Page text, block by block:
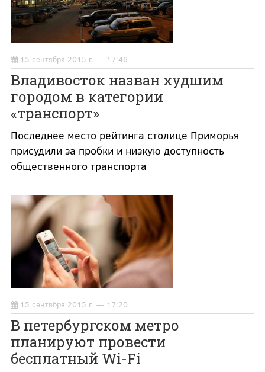
15 сентября 2015 г. — 17:46
Владивосток назван худшим
городом в категории
«транспорт»
Последнее место рейтинга столице Приморья
присудили за пробки и низкую доступность
общественного транспорта
15 сентября 2015 г. — 17:20
В петербургском метро
планируют провести
бесплатный Wi-Fi